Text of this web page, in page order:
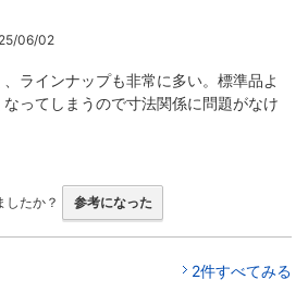
4
06/02
ラインナップも非常に多い。標準品よ
ってしまうので寸法関係に問題がなけ
したか？ 参考になった
2件すべてみる